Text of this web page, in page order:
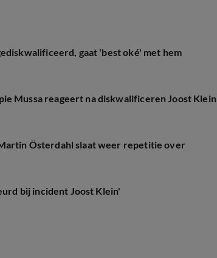
gaat 'best oké' met hem
Mussa reageert na diskwalificeren Joost Klein
Österdahl slaat weer repetitie over
bij incident Joost Klein'